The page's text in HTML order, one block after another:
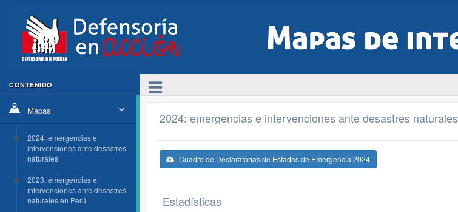
CONTENIDO
Mapas
2024: emergencias e
intervenciones ante desastres
naturales
2023: emergencias e
intervenciones ante desastres
naturales en Perú
2024: emergencias e intervenciones ante desastres naturales
Cuadro de Declaratorias de Estados de Emergencia 2024
Estadísticas